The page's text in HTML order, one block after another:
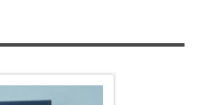
름
인